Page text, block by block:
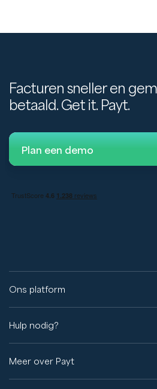
Facturen sneller en
betaald. Get it. Payt.
Plan een demo
Ons platform
Hulp nodig?
Meer over Payt